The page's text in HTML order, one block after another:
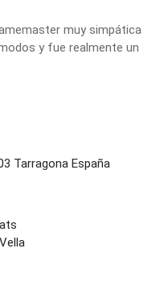
muy simpática
y fue realmente un
Tarragona España